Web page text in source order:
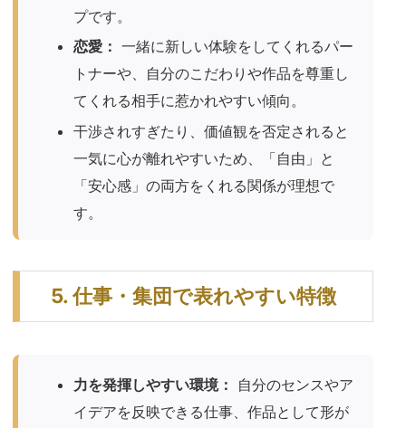
プです。
恋愛： 一緒に新しい体験をしてくれるパー
トナーや、自分のこだわりや作品を尊重し
てくれる相手に惹かれやすい傾向。
干渉されすぎたり、価値観を否定されると
一気に心が離れやすいため、「自由」と
「安心感」の両方をくれる関係が理想で
す。
5. 仕事・集団で表れやすい特徴
力を発揮しやすい環境：
自分のセンスやア
イデアを反映できる仕事、作品として形が